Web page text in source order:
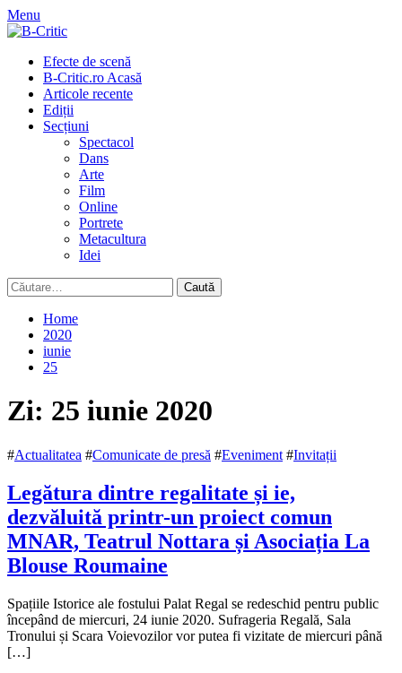
Skip
to
Menu
Primary
Menu
Efecte de scenă
B-Critic.ro Acasă
Articole recente
Ediții
Secțiuni
Spectacol
Dans
Arte
Film
Online
Portrete
Metacultura
Idei
Caută
după:
Home
2020
iunie
25
Zi: 25 iunie 2020
#Actualitatea #Comunicate de presă #Eveniment #Invitații
Legătura dintre regalitate și ie,
dezvăluită printr-un proiect comun
MNAR, Teatrul Nottara și Asociația La
Blouse Roumaine
25
iunie
202024
mai
Spațiile Istorice ale fostului Palat Regal se redeschid pentru public
începând de miercuri, 24 iunie 2020. Sufrageria Regală, Sala
Tronului și Scara Voievozilor vor putea fi vizitate de miercuri până
[…]